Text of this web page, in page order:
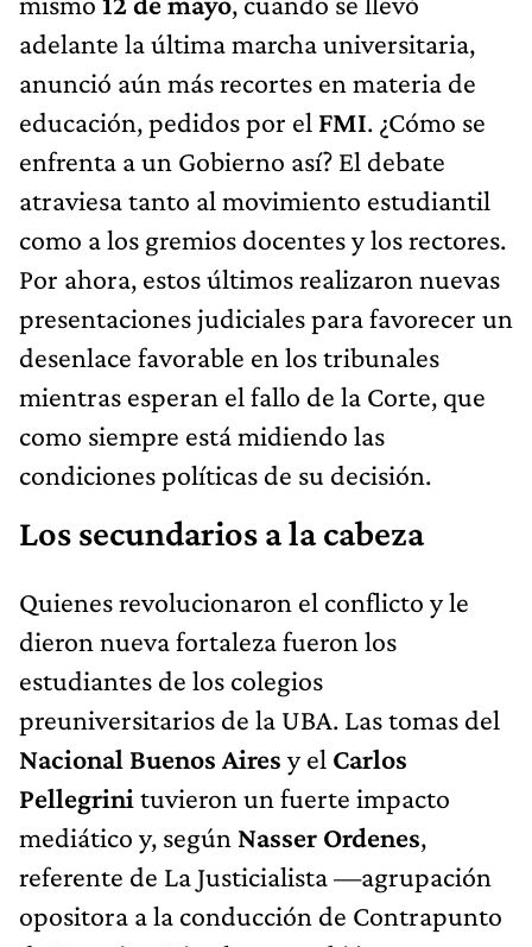
adelante la última marcha universitaria,
anunció aún más recortes en materia de
educación, pedidos por el FMI. ¿Cómo se
enfrenta a un Gobierno así? El debate
atraviesa tanto al movimiento estudiantil
como a los gremios docentes y los rectores.
Por ahora, estos últimos realizaron nuevas
presentaciones judiciales para favorecer un
desenlace favorable en los tribunales
mientras esperan el fallo de la Corte, que
como siempre está midiendo las
condiciones políticas de su decisión.
Los secundarios a la cabeza
Quienes revolucionaron el conflicto y le
dieron nueva fortaleza fueron los
estudiantes de los colegios
preuniversitarios de la UBA. Las tomas del
Nacional Buenos Aires y el Carlos
Pellegrini tuvieron un fuerte impacto
mediático y, según Nasser Ordenes,
referente de La Justicialista —agrupación
opositora a la conducción de Contrapunto